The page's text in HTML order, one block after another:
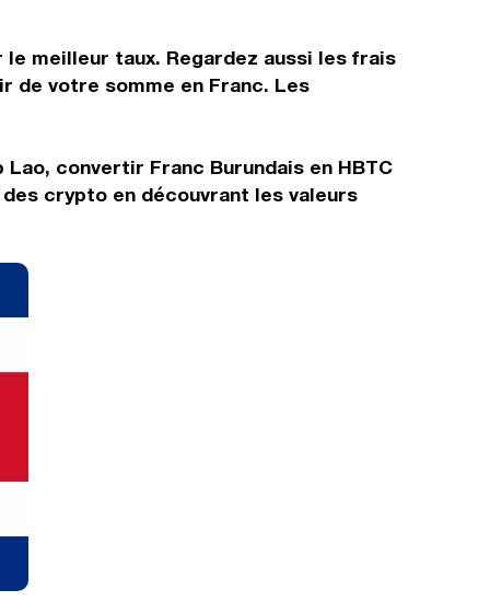
meilleur taux. Regardez aussi les frais
de votre somme en Franc. Les
convertir Franc Burundais en HBTC
crypto en découvrant les valeurs